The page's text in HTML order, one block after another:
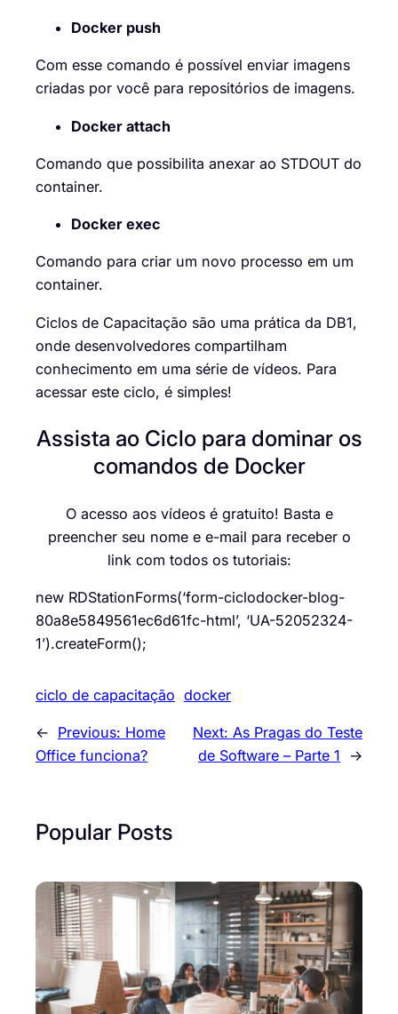
Docker push
Com esse comando é possível enviar imagens
criadas por você para repositórios de imagens.
Docker attach
Comando que possibilita anexar ao STDOUT do
container.
Docker exec
Comando para criar um novo processo em um
container.
Ciclos de Capacitação são uma prática da DB1,
onde desenvolvedores compartilham
conhecimento em uma série de vídeos. Para
acessar este ciclo, é simples!
Assista ao Ciclo para dominar os
comandos de Docker
O acesso aos vídeos é gratuito! Basta e
preencher seu nome e e-mail para receber o
link com todos os tutoriais:
new RDStationForms(‘form-ciclodocker-blog-
80a8e5849561ec6d61fc-html’, ‘UA-52052324-
1’).createForm();
ciclo de capacitação docker
← Previous: Home
Office funciona?
Next: As Pragas do Teste
de Software – Parte 1
→
Popular Posts